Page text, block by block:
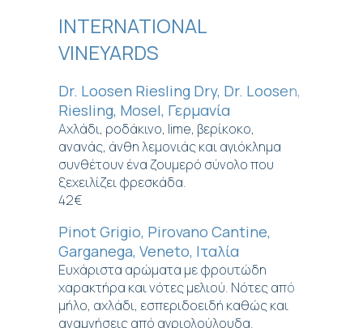
INTERNATIONAL
VINEYARDS
Dr. Loosen Riesling Dry, Dr. Loosen,
Riesling, Mosel, Γερμανία
Αχλάδι, ροδάκινο, lime, βερίκοκο,
ανανάς, άνθη λεμονιάς και αγιόκλημα
συνθέτουν ένα ζουμερό σύνολο που
ξεχειλίζει φρεσκάδα.
42€
Pinot Grigio, Pirovano Cantine,
Garganega, Veneto, Ιταλία
Ευχάριστα αρώματα με φρουτώδη
χαρακτήρα και νότες μελιού. Νότες από
μήλο, αχλάδι, εσπεριδοειδή καθώς και
αναμνήσεις από αγριολούλουδα.